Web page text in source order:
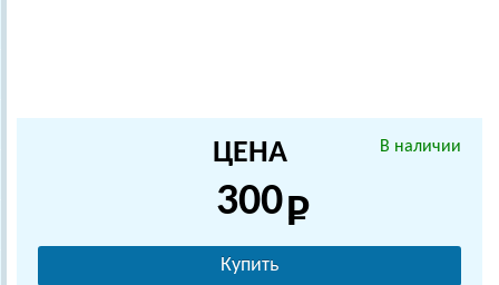
В наличии
ЦЕНА
300
Купить